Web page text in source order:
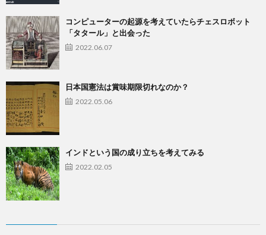
コンピューターの起源を考えていたらチェスロボット
「タタール」と出会った
2022.06.07
日本国憲法は賞味期限切れなのか？
2022.05.06
インドという国の成り立ちを考えてみる
2022.02.05